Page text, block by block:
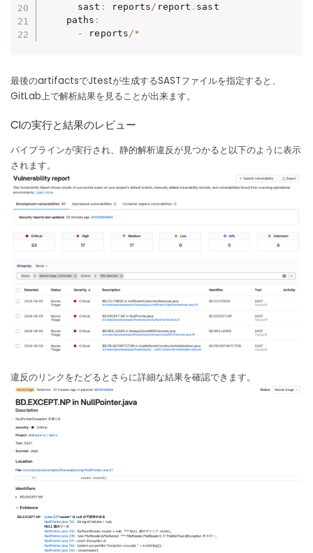
      sast
: reports / report . sast
    paths
:
-
reports /*
最後のartifactsでJtestが生成するSASTファイルを指定すると、
GitLab上で解析結果を見ることが出来ます。
CIの実行と結果のレビュー
パイプラインが実行され、静的解析違反が見つかると以下のように表示
されます。
違反のリンクをたどるとさらに詳細な結果を確認できます。